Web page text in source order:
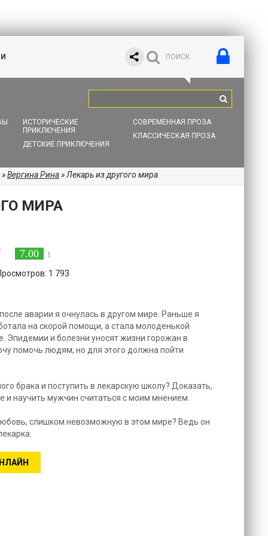
ИСТОРИЧЕСКИЕ
ПРИКЛЮЧЕНИЯ
ДЕТСКИЕ ПРИКЛЮЧЕНИЯ
СОВРЕМЕННАЯ ПРОЗА
КЛАССИЧЕСКАЯ ПРОЗА
»Вергина Рина» Лекарь из другого мира
МИРА
7.00 1
1 793
аварии я очнулась в другом мире. Раньше я
на скорой помощи, а стала молоденькой
Эпидемии и болезни уносят жизни горожан в
помочь людям, но для этого должна пойти
брака и поступить в лекарскую школу? Доказать,
научить мужчин считаться с моим мнением.
слишком невозможную в этом мире? Ведь он